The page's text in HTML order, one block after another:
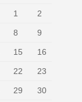
1
2
8 9
15 16
22 23
29 30